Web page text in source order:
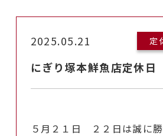
2025.05.21 定
にぎり塚本鮮魚店定休日
５月２１日 ２２日は誠に